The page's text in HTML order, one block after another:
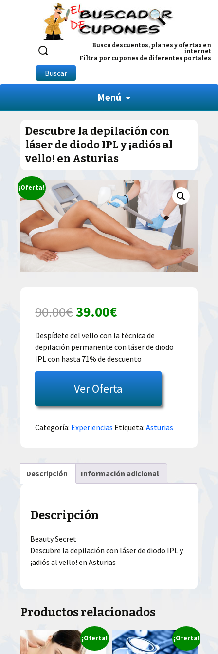
Busca descuentos, planes y ofertas en
internet
Filtra por cupones de diferentes portales
Buscar
por:
Buscar
Menú
Descubre la depilación con
láser de diodo IPL y ¡adiós al
vello! en Asturias
¡Oferta!
90.00€El
precio
original
era:
90.00€.
39.00€El
precio
actual
es:
39.00€.
Despídete del vello con la técnica de
depilación permanente con láser de diodo
IPL con hasta 71% de descuento
Ver Oferta
Categoría: Experiencias Etiqueta:Asturias
Descripción Información adicional
Descripción
Beauty Secret
Descubre la depilación con láser de diodo IPL y
¡adiós al vello! en Asturias
Productos relacionados
¡Oferta! ¡Oferta!